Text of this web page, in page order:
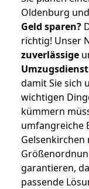
Oldenburg
Geld sparen?
richtig! Unser
zuverlässige
damit Sie sich
wichtigen
kümmern
umfangreiche
garantieren,
passende